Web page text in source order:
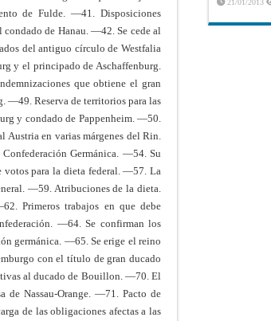
de Fulde. —41. Disposiciones
de Hanau. —42. Se cede al
del antiguo círculo de Westfalia
y el principado de Aschaffenburg.
que obtiene el gran
—49. Reserva de territorios para las
y condado de Pappenheim. —50.
en varias márgenes del Rin.
Germánica. —54. Su
para la dieta federal. —57. La
—59. Atribuciones de la dieta.
Primeros trabajos en que debe
—64. Se confirman los
germánica. —65. Se erige el reino
con el título de gran ducado
al ducado de Bouillon. —70. El
de Nassau-Orange. —71. Pacto de
de las obligaciones afectas a las
21/01/2013